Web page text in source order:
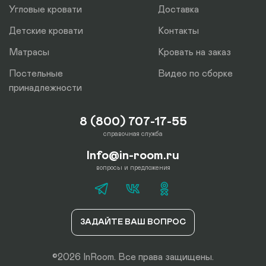
Угловые кровати
Детские кровати
Матрасы
Постельные
принадлежности
Доставка
Контакты
Кровать на заказ
Видео по сборке
ЗАДАЙТЕ ВАШ ВОПРОС
8 (800) 707-17-55
справочная служба
Info@in-room.ru
вопросы и предложения
©2026 InRoom. Все права защищены.